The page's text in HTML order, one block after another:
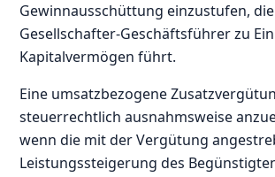
Gewinnausschüttung einzustufen,
Gesellschafter-Geschäftsführer zu
Kapitalvermögen führt.
Eine umsatzbezogene
steuerrechtlich ausnahmsweise
wenn die mit der Vergütung
Leistungssteigerung des